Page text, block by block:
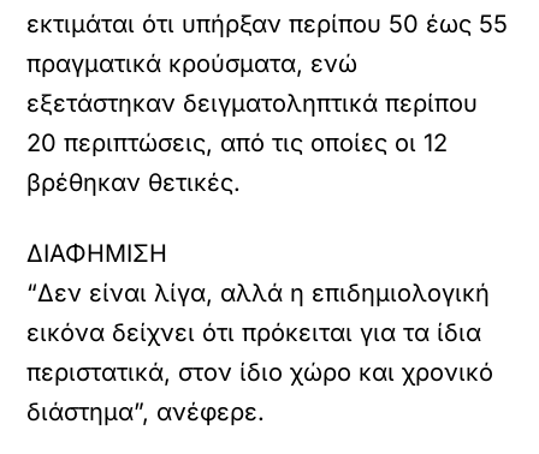
εκτιμάται ότι υπήρξαν περίπου 50 έως 55
πραγματικά κρούσματα, ενώ
εξετάστηκαν δειγματοληπτικά περίπου
20 περιπτώσεις, από τις οποίες οι 12
βρέθηκαν θετικές.
ΔΙΑΦΗΜΙΣΗ
“Δεν είναι λίγα, αλλά η επιδημιολογική
εικόνα δείχνει ότι πρόκειται για τα ίδια
περιστατικά, στον ίδιο χώρο και χρονικό
διάστημα”, ανέφερε.